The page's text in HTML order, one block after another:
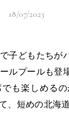
18/07/2023
ルプールも登
も楽しめる
、短めの北海